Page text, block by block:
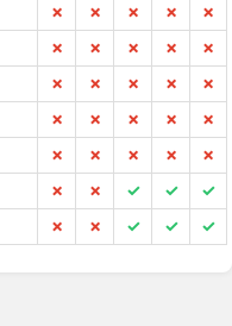
✗ ✗ ✗ ✗
✗
✗ ✗ ✗ ✗
✗
✗ ✗ ✗ ✗
✗
✗ ✗ ✗ ✗
✗
✗ ✗ ✗ ✗
✗
✗ ✗ ✓ ✓
✓
✗ ✗ ✓ ✓ ✓